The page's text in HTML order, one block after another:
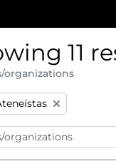
11
organizations
filter: